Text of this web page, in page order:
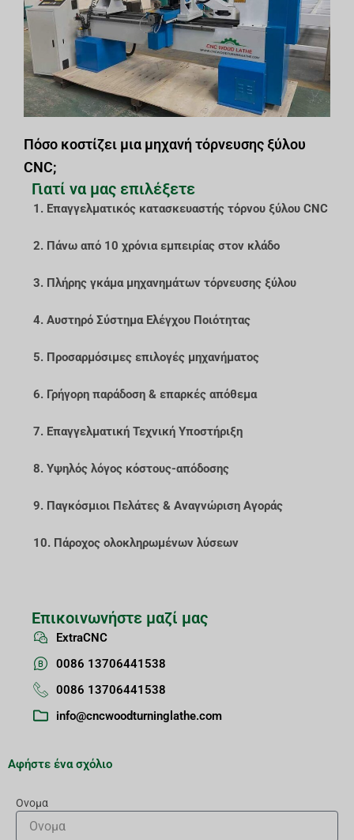
Πόσο κοστίζει μια μηχανή τόρνευσης ξύλου
CNC;
Γιατί να μας επιλέξετε
1. Επαγγελματικός κατασκευαστής τόρνου ξύλου CNC
2. Πάνω από 10 χρόνια εμπειρίας στον κλάδο
3. Πλήρης γκάμα μηχανημάτων τόρνευσης ξύλου
4. Αυστηρό Σύστημα Ελέγχου Ποιότητας
5. Προσαρμόσιμες επιλογές μηχανήματος
6. Γρήγορη παράδοση & επαρκές απόθεμα
7. Επαγγελματική Τεχνική Υποστήριξη
8. Υψηλός λόγος κόστους-απόδοσης
9. Παγκόσμιοι Πελάτες & Αναγνώριση Αγοράς
10. Πάροχος ολοκληρωμένων λύσεων
Επικοινωνήστε μαζί μας
ExtraCNC
0086 13706441538
0086 13706441538
info@cncwoodturninglathe.com
Αφήστε ένα σχόλιο
Ονομα